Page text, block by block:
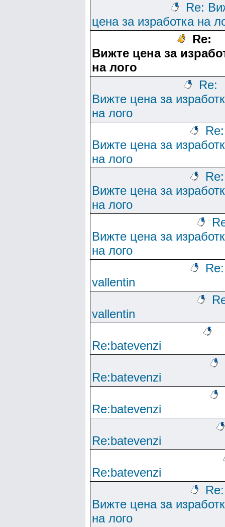
Re:
цена за изработка на
Re:
Вижте цена за
на лого
Re:
Вижте цена за
на лого
Re:
Вижте цена за
на лого
Re:
Вижте цена за
на лого
Вижте цена за
на лого
Re:
vallentin
vallentin
Re:batevenzi
Re:batevenzi
Re:batevenzi
Re:batevenzi
Re:batevenzi
Re:
Вижте цена за
на лого